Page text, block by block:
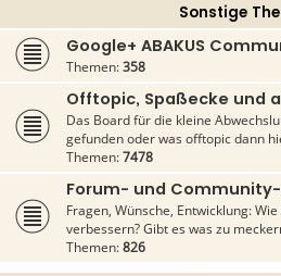
Sonstige
Google+ ABAKUS
Themen:358
Offtopic, Spaßecke und
Das Board für die kleine
gefunden oder was offtopic dann
Themen:7478
Forum- und
Fragen, Wünsche, Entwicklung:
verbessern? Gibt es was zu
Themen:826